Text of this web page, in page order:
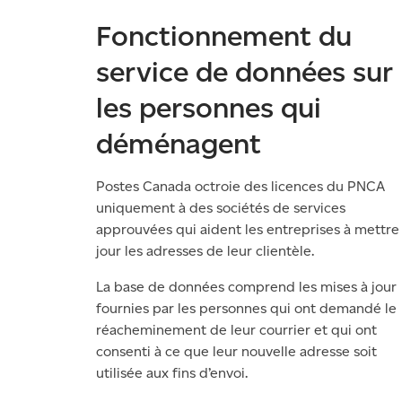
Fonctionnement du
service de données sur
les personnes qui
déménagent
Postes Canada octroie des licences du PNCA
uniquement à des sociétés de services
approuvées qui aident les entreprises à mettre
jour les adresses de leur clientèle.
La base de données comprend les mises à jour
fournies par les personnes qui ont demandé le
réacheminement de leur courrier et qui ont
consenti à ce que leur nouvelle adresse soit
utilisée aux fins d’envoi.